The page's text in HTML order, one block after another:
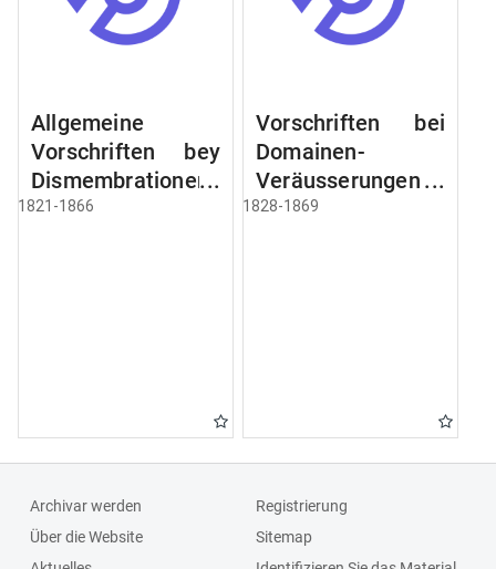
Allgemeine
Vorschriften bey
Dismembrationen
Domainen-
1821-1866
Vorschriften bei
Domainen-
Veräusserungen
und
1828-1869
Archivar werden
Über die Website
Registrierung
Sitemap